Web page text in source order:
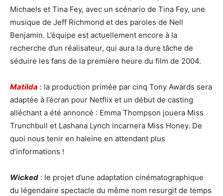
Michaels et Tina Fey, avec un scénario de Tina Fey, une
musique de Jeff Richmond et des paroles de Nell
Benjamin. L’équipe est actuellement encore à la
recherche d’un réalisateur, qui aura la dure tâche de
séduire les fans de la première heure du film de 2004.
Matilda : la production primée par cinq Tony Awards sera
adaptée à l’écran pour Netflix et un début de casting
alléchant a été annoncé : Emma Thompson jouera Miss
Trunchbull et Lashana Lynch incarnera Miss Honey. De
quoi nous tenir en haleine en attendant plus
d’informations !
Wicked : le projet d’une adaptation cinématographique
du légendaire spectacle du même nom resurgit de temps